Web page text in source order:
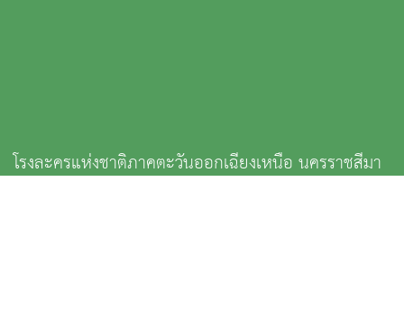
โรงละครแห่งชาติภาคตะวันออกเฉียงเหนือ นครราชสีมา